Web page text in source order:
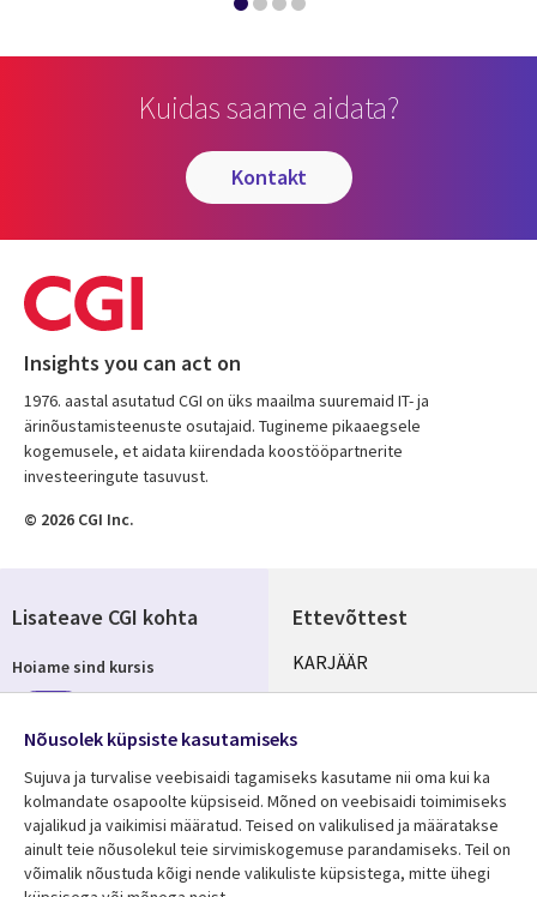
Kuidas saame aidata?
kontakt
Insights you can act on
1976. aastal asutatud CGI on üks maailma suuremaid IT- ja
ärinõustamisteenuste osutajaid. Tugineme pikaaegsele
kogemusele, et aidata kiirendada koostööpartnerite
investeeringute tasuvust.
© 2026 CGI Inc.
Ettevõttest
Useful
links
ESTONIA
KARJÄÄR
KONTORID
Lisateave CGI kohta
Hoiame sind kursis
Jälgi meid
Social
Nõusolek küpsiste kasutamiseks
Sujuva ja turvalise veebisaidi tagamiseks kasutame nii oma kui ka
kolmandate osapoolte küpsiseid. Mõned on veebisaidi toimimiseks
vajalikud ja vaikimisi määratud. Teised on valikulised ja määratakse
ainult teie nõusolekul teie sirvimiskogemuse parandamiseks. Teil on
võimalik nõustuda kõigi nende valikuliste küpsistega, mitte ühegi